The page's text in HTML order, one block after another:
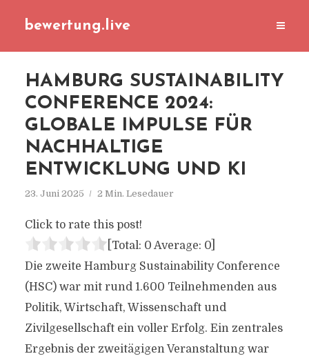
bewertung.live
HAMBURG SUSTAINABILITY
CONFERENCE 2024:
GLOBALE IMPULSE FÜR
NACHHALTIGE
ENTWICKLUNG UND KI
23. Juni 2025 2 Min. Lesedauer
Click to rate this post!
[Total: 0 Average: 0]
Die zweite Hamburg Sustainability Conference
(HSC) war mit rund 1.600 Teilnehmenden aus
Politik, Wirtschaft, Wissenschaft und
Zivilgesellschaft ein voller Erfolg. Ein zentrales
Ergebnis der zweitägigen Veranstaltung war